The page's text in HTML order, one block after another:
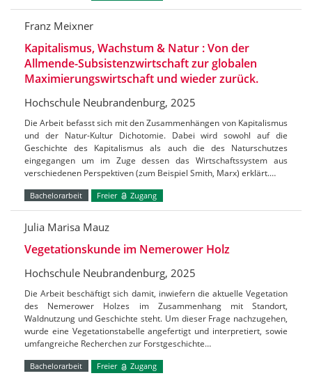
Franz Meixner
Kapitalismus, Wachstum & Natur : Von der
Allmende-Subsistenzwirtschaft zur globalen
Maximierungswirtschaft und wieder zurück.
Hochschule Neubrandenburg, 2025
Die Arbeit befasst sich mit den Zusammenhängen von Kapitalismus
und der Natur-Kultur Dichotomie. Dabei wird sowohl auf die
Geschichte des Kapitalismus als auch die des Naturschutzes
eingegangen um im Zuge dessen das Wirtschaftssystem aus
verschiedenen Perspektiven (zum Beispiel Smith, Marx) erklärt.…
Bachelorarbeit Freier Zugang
Julia Marisa Mauz
Vegetationskunde im Nemerower Holz
Hochschule Neubrandenburg, 2025
Die Arbeit beschäftigt sich damit, inwiefern die aktuelle Vegetation
des Nemerower Holzes im Zusammenhang mit Standort,
Waldnutzung und Geschichte steht. Um dieser Frage nachzugehen,
wurde eine Vegetationstabelle angefertigt und interpretiert, sowie
umfangreiche Recherchen zur Forstgeschichte…
Bachelorarbeit Freier Zugang